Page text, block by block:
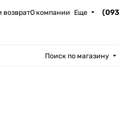
возвратО компании Еще
Поиск по магазину